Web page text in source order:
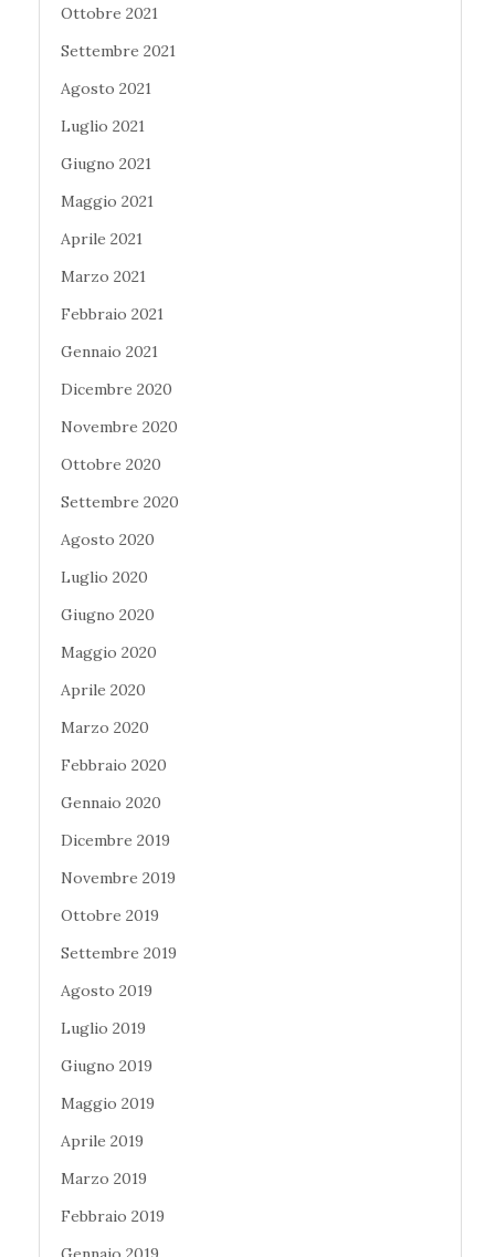
Ottobre 2021
Settembre 2021
Agosto 2021
Luglio 2021
Giugno 2021
Maggio 2021
Aprile 2021
Marzo 2021
Febbraio 2021
Gennaio 2021
Dicembre 2020
Novembre 2020
Ottobre 2020
Settembre 2020
Agosto 2020
Luglio 2020
Giugno 2020
Maggio 2020
Aprile 2020
Marzo 2020
Febbraio 2020
Gennaio 2020
Dicembre 2019
Novembre 2019
Ottobre 2019
Settembre 2019
Agosto 2019
Luglio 2019
Giugno 2019
Maggio 2019
Aprile 2019
Marzo 2019
Febbraio 2019